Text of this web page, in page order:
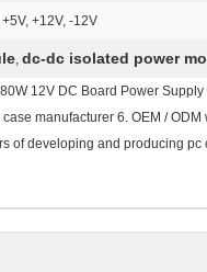
+12V, -12V
, dc-dc isolated power
12V DC Board Power
manufacturer 6. OEM /
of developing and producing